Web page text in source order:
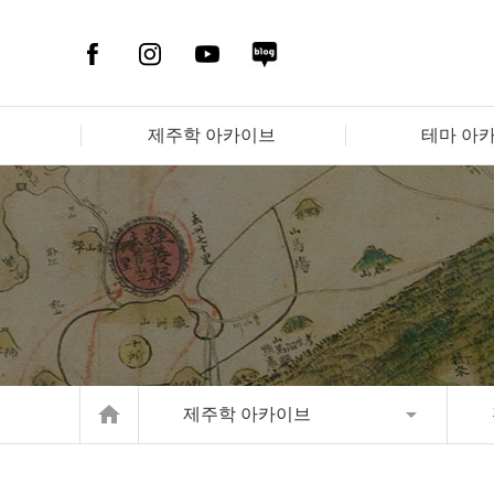
제주학 아카이브 테마 아
home 제주학 아카이브